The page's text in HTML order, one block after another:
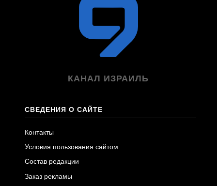
КАНАЛ ИЗРАИЛЬ
СВЕДЕНИЯ О САЙТЕ
Контакты
Условия пользования сайтом
Состав редакции
Заказ рекламы